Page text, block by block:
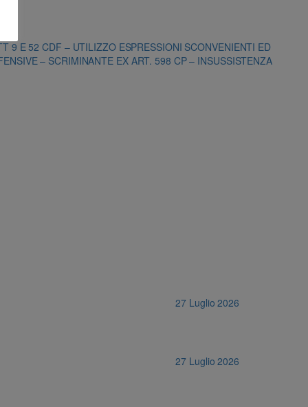
9 E 52 CDF – UTILIZZO ESPRESSIONI SCONVENIENTI ED
– SCRIMINANTE EX ART. 598 CP – INSUSSISTENZA
27 Luglio 2026
27 Luglio 2026